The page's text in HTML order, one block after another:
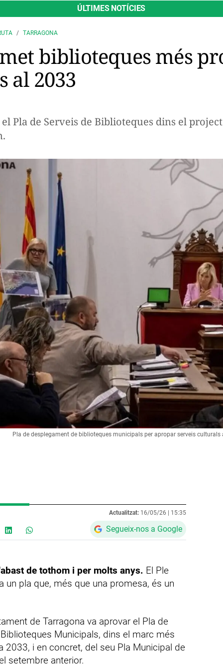
ÚLTIMES NOTÍCIES
TARRAGONA
biblioteques més
al 2033
Pla de Serveis de Biblioteques dins el
Pla de desplegament de biblioteques municipals per apropar serveis
Actualitzat: 16/05/26 | 15:35
Segueix-nos a Google
de tothom i per molts anys. El Ple
un pla que, més que una promesa, és un
de Tarragona va aprovar el Pla de
Municipals, dins el marc més
2033, i en concret, del seu Pla Municipal de
setembre anterior.